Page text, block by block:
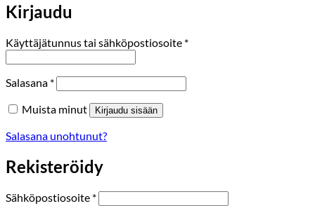
Kirjaudu
Käyttäjätunnus tai sähköpostiosoite *Vaaditaan
Salasana *Vaaditaan
Muista minut Kirjaudu sisään
Salasana unohtunut?
Rekisteröidy
Sähköpostiosoite *Vaaditaan